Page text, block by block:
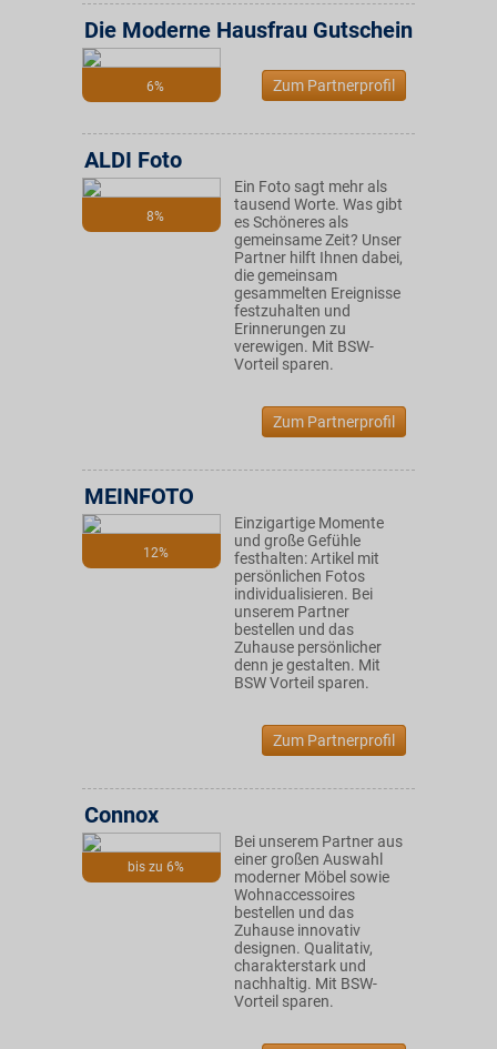
6%
Die Moderne Hausfrau Gutschein
Zum Partnerprofil
8%
ALDI Foto
Ein Foto sagt mehr als
tausend Worte. Was gibt
es Schöneres als
gemeinsame Zeit? Unser
Partner hilft Ihnen dabei,
die gemeinsam
gesammelten Ereignisse
festzuhalten und
Erinnerungen zu
verewigen. Mit BSW-
Vorteil sparen.
Zum Partnerprofil
12%
MEINFOTO
Einzigartige Momente
und große Gefühle
festhalten: Artikel mit
persönlichen Fotos
individualisieren. Bei
unserem Partner
bestellen und das
Zuhause persönlicher
denn je gestalten. Mit
BSW Vorteil sparen.
Zum Partnerprofil
bis zu 6%
Connox
Bei unserem Partner aus
einer großen Auswahl
moderner Möbel sowie
Wohnaccessoires
bestellen und das
Zuhause innovativ
designen. Qualitativ,
charakterstark und
nachhaltig. Mit BSW-
Vorteil sparen.